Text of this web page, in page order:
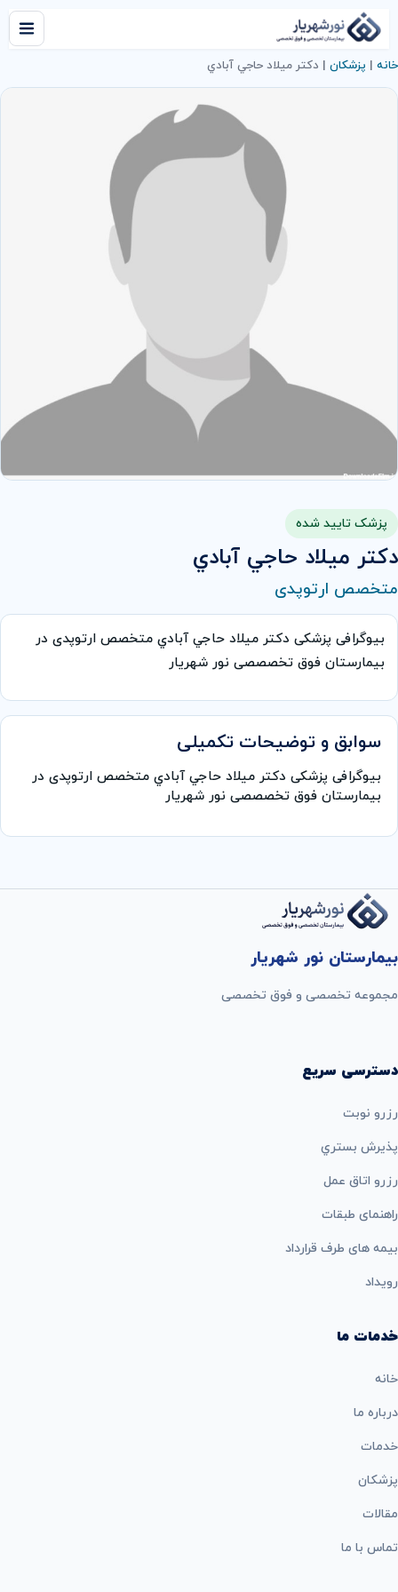
خانه | پزشکان | دكتر ميلاد حاجي آبادي
پزشک تایید شده
دكتر ميلاد حاجي آبادي
متخصص ارتوپدی
بیوگرافی پزشکی دكتر ميلاد حاجي آبادي متخصص ارتوپدی در
بیمارستان فوق تخصصصی نور شهریار
سوابق و توضیحات تکمیلی
بیوگرافی پزشکی دكتر ميلاد حاجي آبادي متخصص ارتوپدی در
بیمارستان فوق تخصصصی نور شهریار
بیمارستان نور شهریار
مجموعه تخصصی و فوق تخصصی
دسترسی سریع
رزرو نوبت
پذيرش بستري
رزرو اتاق عمل
راهنمای طبقات
بيمه های طرف قرارداد
رویداد
خدمات ما
خانه
درباره ما
خدمات
پزشکان
مقالات
تماس با ما